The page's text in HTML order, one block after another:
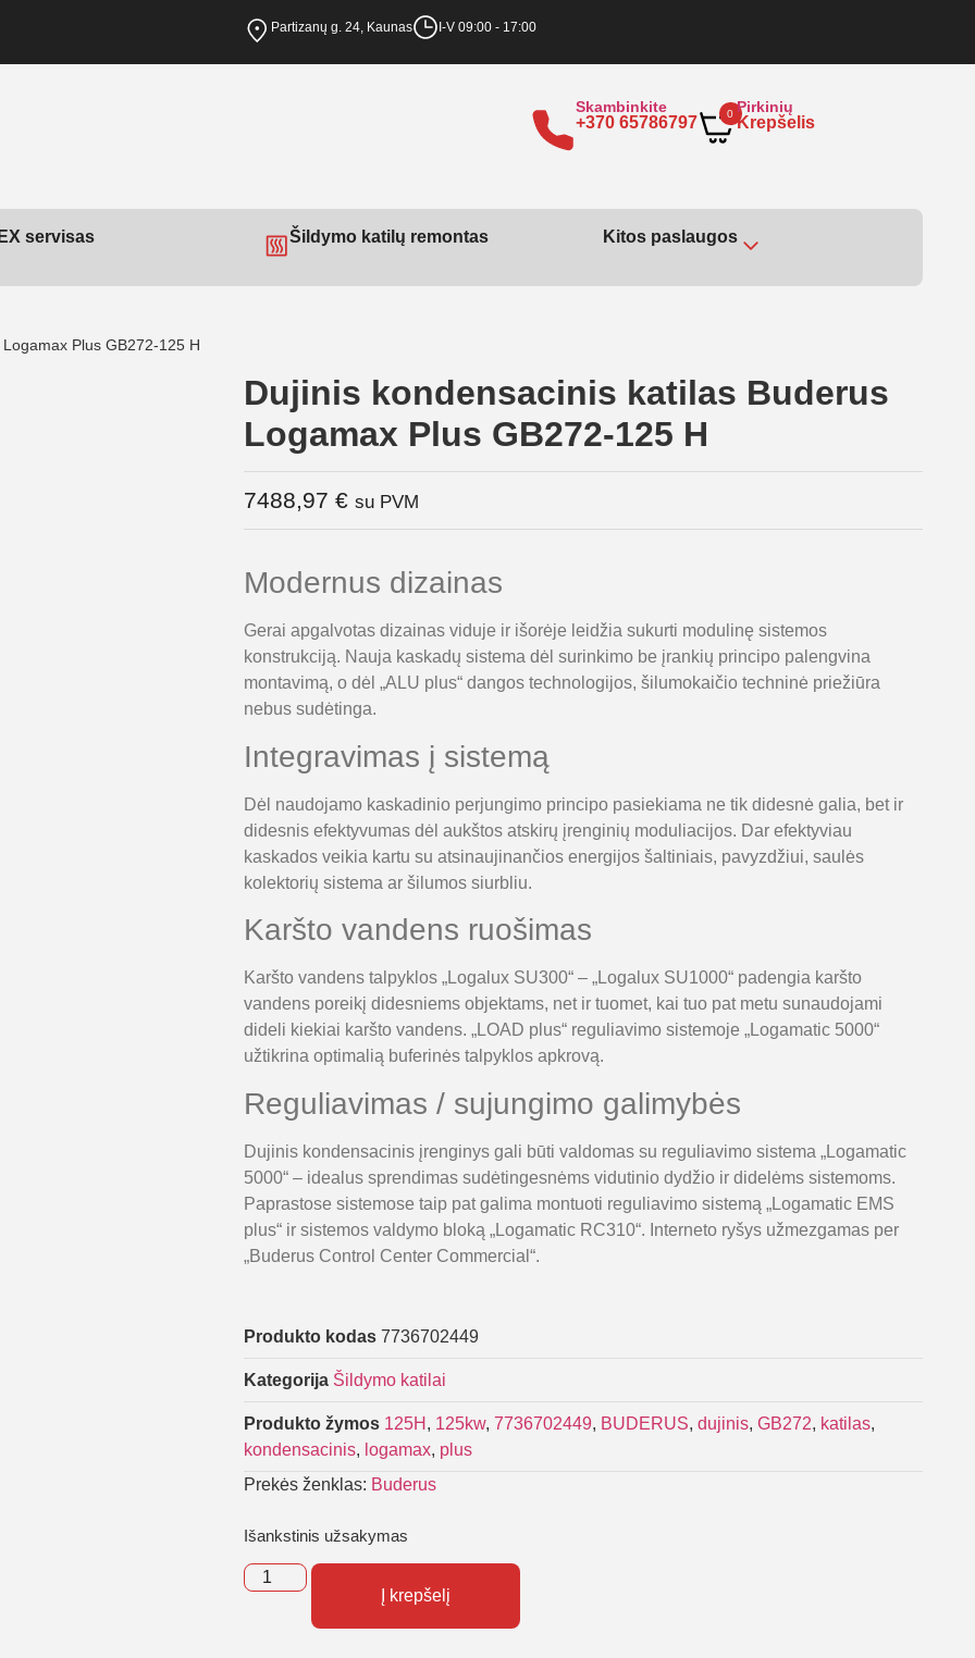
Partizanų g. 24, Kaunas I-V 09:00 - 17:00
Skambinkite
+370 65786797 0 Pirkinių
Krepšelis
servisas Šildymo katilų remontas Kitos paslaugos
Plus GB272-125 H
Dujinis kondensacinis katilas Buderus
Logamax Plus GB272-125 H
7488,97 € su PVM
Modernus dizainas
Gerai apgalvotas dizainas viduje ir išorėje leidžia sukurti modulinę sistemos
konstrukciją. Nauja kaskadų sistema dėl surinkimo be įrankių principo palengvina
montavimą, o dėl „ALU plus“ dangos technologijos, šilumokaičio techninė priežiūra
nebus sudėtinga.
Integravimas į sistemą
Dėl naudojamo kaskadinio perjungimo principo pasiekiama ne tik didesnė galia, bet ir
didesnis efektyvumas dėl aukštos atskirų įrenginių moduliacijos. Dar efektyviau
kaskados veikia kartu su atsinaujinančios energijos šaltiniais, pavyzdžiui, saulės
kolektorių sistema ar šilumos siurbliu.
Karšto vandens ruošimas
Karšto vandens talpyklos „Logalux SU300“ – „Logalux SU1000“ padengia karšto
vandens poreikį didesniems objektams, net ir tuomet, kai tuo pat metu sunaudojami
dideli kiekiai karšto vandens. „LOAD plus“ reguliavimo sistemoje „Logamatic 5000“
užtikrina optimalią buferinės talpyklos apkrovą.
Reguliavimas / sujungimo galimybės
Dujinis kondensacinis įrenginys gali būti valdomas su reguliavimo sistema „Logamatic
5000“ – idealus sprendimas sudėtingesnėms vidutinio dydžio ir didelėms sistemoms.
Paprastose sistemose taip pat galima montuoti reguliavimo sistemą „Logamatic EMS
plus“ ir sistemos valdymo bloką „Logamatic RC310“. Interneto ryšys užmezgamas per
„Buderus Control Center Commercial“.
Produkto kodas 7736702449
Kategorija Šildymo katilai
Produkto žymos 125H , 125kw, 7736702449, BUDERUS, dujinis, GB272, katilas,
kondensacinis, logamax, plus
Prekės ženklas: Buderus
Išankstinis užsakymas
Į krepšelį